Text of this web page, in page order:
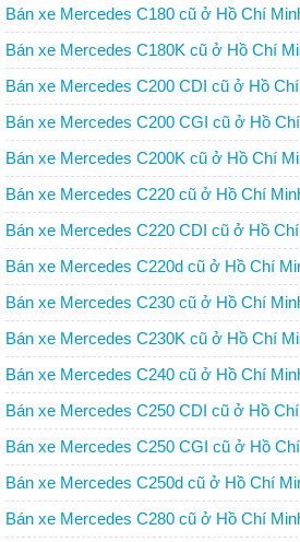
Bán xe Mercedes C180 cũ ở Hồ Chí
Bán xe Mercedes C180K cũ ở Hồ Chí
Bán xe Mercedes C200 CDI cũ ở Hồ
Bán xe Mercedes C200 CGI cũ ở Hồ
Bán xe Mercedes C200K cũ ở Hồ Chí
Bán xe Mercedes C220 cũ ở Hồ Chí
Bán xe Mercedes C220 CDI cũ ở Hồ
Bán xe Mercedes C220d cũ ở Hồ Chí
Bán xe Mercedes C230 cũ ở Hồ Chí
Bán xe Mercedes C230K cũ ở Hồ Chí
Bán xe Mercedes C240 cũ ở Hồ Chí
Bán xe Mercedes C250 CDI cũ ở Hồ
Bán xe Mercedes C250 CGI cũ ở Hồ
Bán xe Mercedes C250d cũ ở Hồ Chí
Bán xe Mercedes C280 cũ ở Hồ Chí